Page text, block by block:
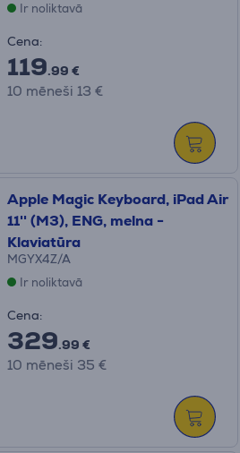
Ir noliktavā
Cena:
119.99 €
10 mēneši 13 €
Apple Magic Keyboard, iPad Air
11'' (M3), ENG, melna -
Klaviatūra
MGYX4Z/A
Ir noliktavā
Cena:
329.99 €
10 mēneši 35 €